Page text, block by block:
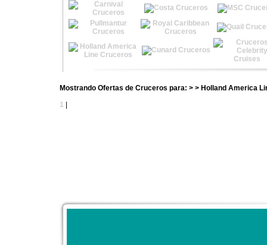
Mostrando Ofertas de Cruceros para: > > Holland America
1